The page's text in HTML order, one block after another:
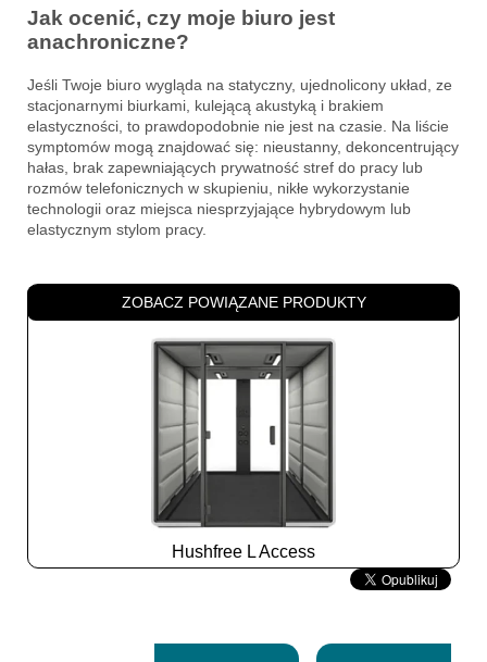
Jak ocenić, czy moje biuro jest
anachroniczne?
Jeśli Twoje biuro wygląda na statyczny, ujednolicony układ, ze
stacjonarnymi biurkami, kulejącą akustyką i brakiem
elastyczności, to prawdopodobnie nie jest na czasie. Na liście
symptomów mogą znajdować się: nieustanny, dekoncentrujący
hałas, brak zapewniających prywatność stref do pracy lub
rozmów telefonicznych w skupieniu, nikłe wykorzystanie
technologii oraz miejsca niesprzyjające hybrydowym lub
elastycznym stylom pracy.
ZOBACZ POWIĄZANE PRODUKTY
Hushfree L Access
Slide